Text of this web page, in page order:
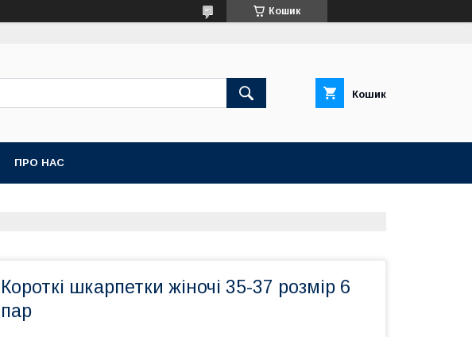
Кошик
Кошик
ПРО НАС
Короткі шкарпетки жіночі 35-37 розмір 6
пар